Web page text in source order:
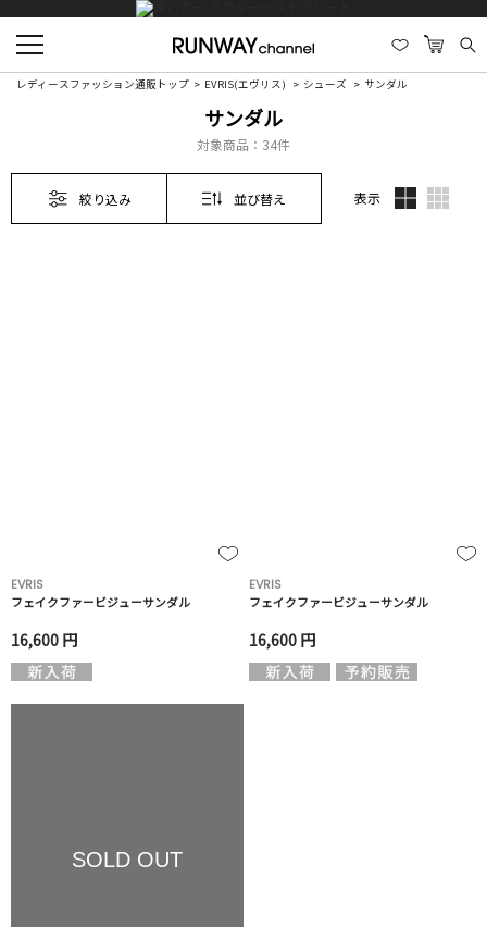
レディースファッション通販トップ EVRIS(エヴリス) シューズ サンダル
サンダル
対象商品： 34件
絞り込み 並び替え 表示
EVRIS
フェイクファービジューサンダル
16,600 円
EVRIS
フェイクファービジューサンダル
16,600 円
SOLD OUT